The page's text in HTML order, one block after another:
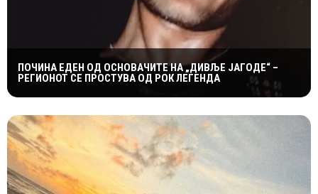
ПОЧИНА ЕДЕН ОД ОСНОВАЧИТЕ НА „ДИВЉЕ ЈАГОДЕ“ –
РЕГИОНОТ СЕ ПРОСТУВА ОД РОК ЛЕГЕНДА